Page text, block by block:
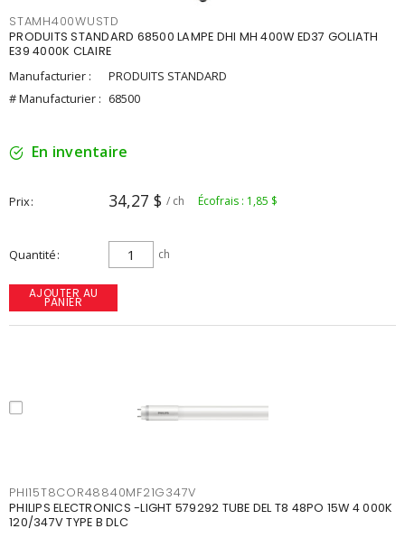
STAMH400WUSTD
PRODUITS STANDARD 68500 LAMPE DHI MH 400W ED37 GOLIATH
E39 4000K CLAIRE
Manufacturier :
PRODUITS STANDARD
# Manufacturier : 68500
En inventaire
Prix 34,27 $ / ch Écofrais : 1,85 $
Quantité ch
AJOUTER AU
PANIER
PHI15T8COR48840MF21G347V
PHILIPS ELECTRONICS -LIGHT 579292 TUBE DEL T8 48PO 15W 4 000K
120/347V TYPE B DLC